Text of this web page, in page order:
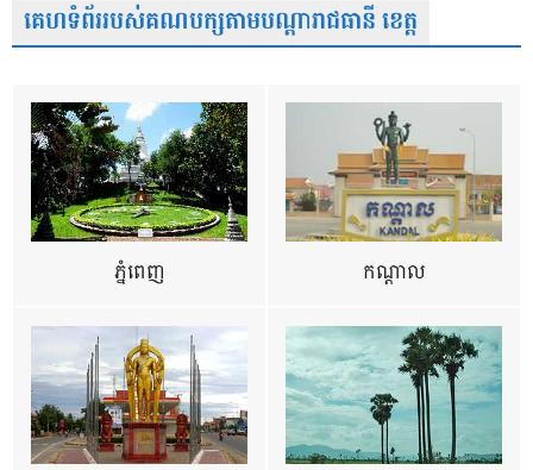
គេហទំព័ររបស់គណបក្សតាមបណ្តារាជធានី ខេត្ត
ភ្នំពេញ កណ្តាល